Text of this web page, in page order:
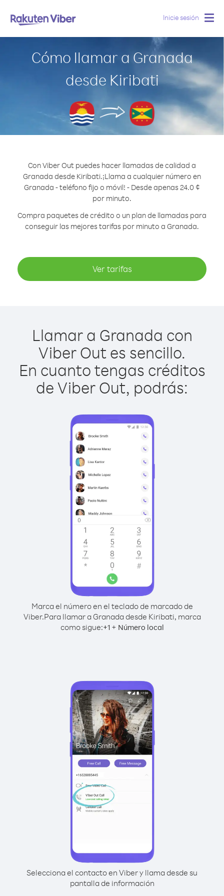
Inicie sesión
Cómo llamar a Granada
desde Kiribati
Con Viber Out puedes hacer llamadas de calidad a
Granada desde Kiribati.¡Llama a cualquier número en
Granada - teléfono fijo o móvil! - Desde apenas 24.0 ¢
por minuto.
Compra paquetes de crédito o un plan de llamadas para
conseguir las mejores tarifas por minuto a Granada.
Ver tarifas
Llamar a Granada con
Viber Out es sencillo.
En cuanto tengas créditos
de Viber Out, podrás:
Marca el número en el teclado de marcado de
Viber.Para llamar a Granada desde Kiribati, marca
como sigue:+1+ Número local
Selecciona el contacto en Viber y llama desde su
pantalla de información